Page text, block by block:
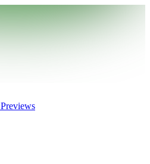
Previews